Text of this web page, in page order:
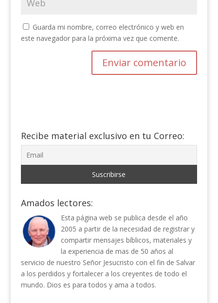
Guarda mi nombre, correo electrónico y web en
este navegador para la próxima vez que comente.
Recibe material exclusivo en tu Correo:
Amados lectores:
Esta página web se publica desde el año
2005 a partir de la necesidad de registrar y
compartir mensajes bíblicos, materiales y
la experiencia de mas de 50 años al
servicio de nuestro Señor Jesucristo con el fin de Salvar
a los perdidos y fortalecer a los creyentes de todo el
mundo. Dios es para todos y ama a todos.